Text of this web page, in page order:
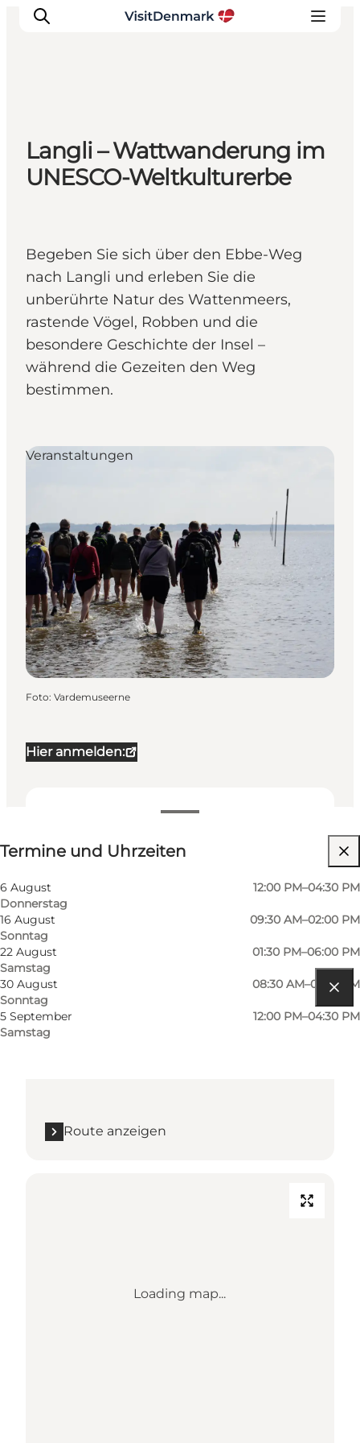
Inspiration
Regionen
Erlebnisse
Langli – Wattwanderung im
UNESCO-Weltkulturerbe
Begeben Sie sich über den Ebbe-Weg
nach Langli und erleben Sie die
unberührte Natur des Wattenmeers,
rastende Vögel, Robben und die
besondere Geschichte der Insel –
während die Gezeiten den Weg
bestimmen.
Hier anmelden:
Termine und Uhrzeiten
Termine und Uhrzeiten
6 August
Donnerstag
12:00 PM–04:30 PM
16 August
Sonntag
09:30 AM–02:00 PM
22 August
Samstag
01:30 PM–06:00 PM
30 August
Sonntag
08:30 AM–01:00 PM
5 September
Samstag
12:00 PM–04:30 PM
Veranstaltungen
Foto: Vardemuseerne
Route anzeigen
Sønderballevej i Ho
Route anzeigen
Loading map...